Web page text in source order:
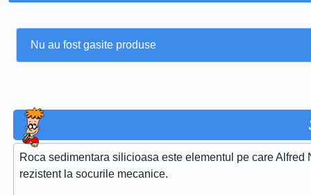
Nu au fost gasite produse
Roca sedimentara silicioasa este elementul pe care
rezistent la socurile mecanice.